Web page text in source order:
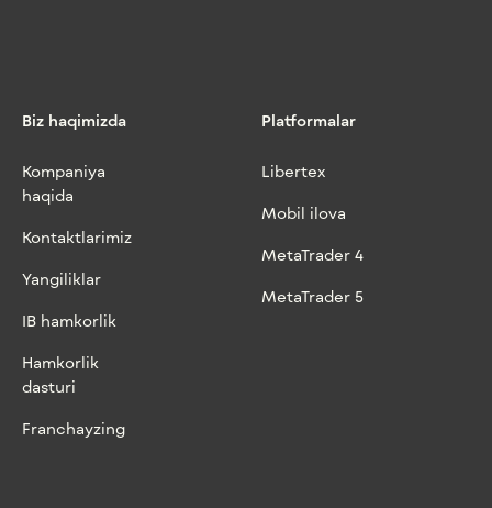
Biz haqimizda
Kompaniya
haqida
Kontaktlarimiz
Yangiliklar
IB hamkorlik
Hamkorlik
dasturi
Franchayzing
Platformalar
Libertex
Mobil ilova
MetaTrader 4
MetaTrader 5